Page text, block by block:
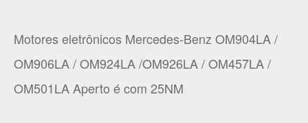
Motores eletrônicos Mercedes-Benz OM904LA /
OM906LA / OM924LA /OM926LA / OM457LA /
OM501LA Aperto é com 25NM